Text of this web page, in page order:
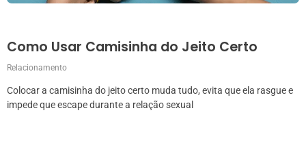
Como Usar Camisinha do Jeito Certo
Relacionamento
Colocar a camisinha do jeito certo muda tudo, evita que ela rasgue e
impede que escape durante a relação sexual